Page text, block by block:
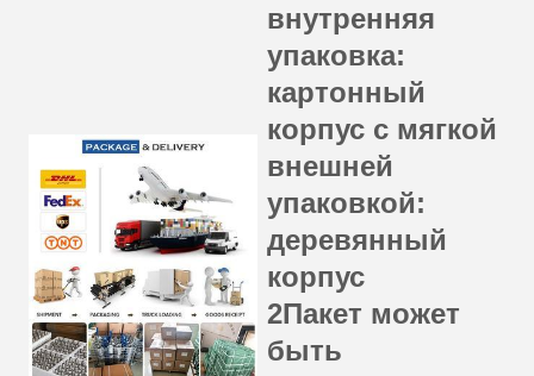
внутренняя
упаковка:
картонный
корпус с мягкой
внешней
упаковкой:
деревянный
корпус
2Пакет может
быть